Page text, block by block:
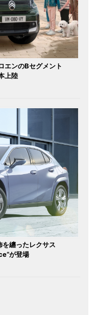
エンのBセグメント
上陸
纏ったレクサス
が登場